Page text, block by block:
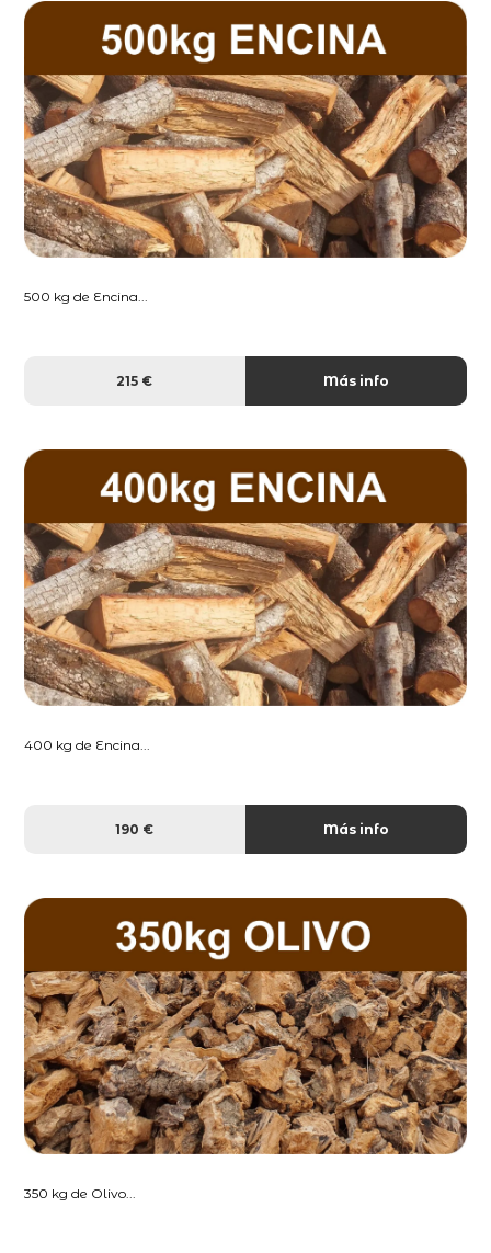
500 kg de Encina...
215 € Más info
400 kg de Encina...
190 € Más info
350 kg de Olivo...